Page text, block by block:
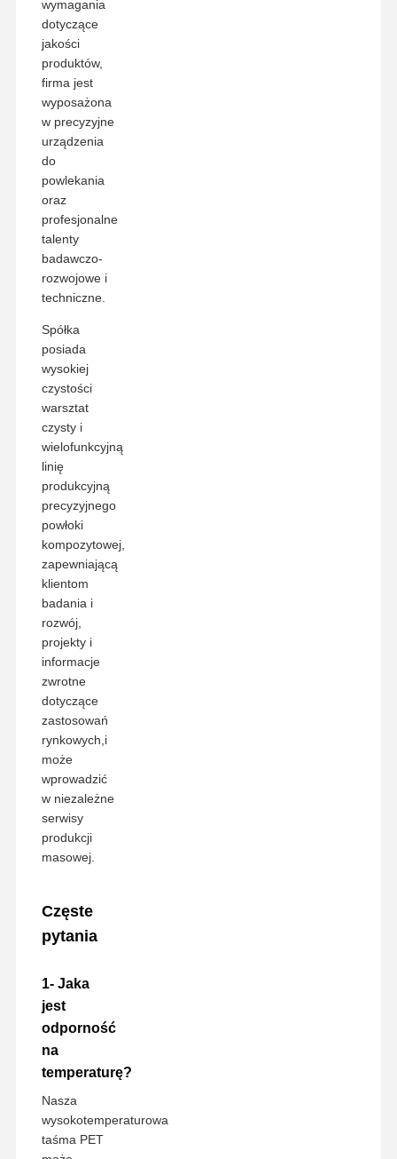
wymagania
dotyczące
jakości
produktów,
firma jest
wyposażona
w precyzyjne
urządzenia
do
powlekania
oraz
profesjonalne
talenty
badawczo-
rozwojowe i
techniczne.
Spółka
posiada
wysokiej
czystości
warsztat
czysty i
wielofunkcyjną
linię
produkcyjną
precyzyjnego
powłoki
kompozytowej,
zapewniającą
klientom
badania i
rozwój,
projekty i
informacje
zwrotne
dotyczące
zastosowań
rynkowych,i
może
wprowadzić
w niezależne
serwisy
produkcji
masowej.
Częste
pytania
1- Jaka
jest
odporność
na
temperaturę?
Nasza
wysokotemperaturowa
taśma PET